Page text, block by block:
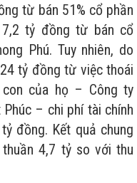
từ bán 51% cổ phần
tỷ đồng từ bán cổ
Phú. Tuy nhiên, do
tỷ đồng từ việc thoái
của họ – Công ty
– chi phí tài chính
đồng. Kết quả chung
4,7 tỷ so với thu